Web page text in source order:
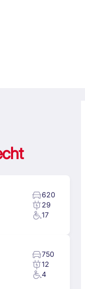
620
29
17
750
12
4